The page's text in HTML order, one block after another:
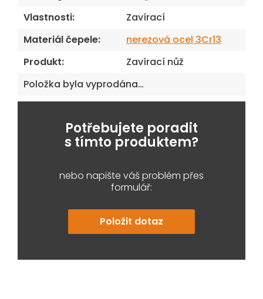
Vlastnosti:
Zavírací
Materiál čepele:
nerezová ocel 3Cr13
Produkt:
Zavírací nůž
Položka byla vyprodána…
Potřebujete poradit
s tímto produktem?
nebo napište váš problém přes
formulář:
Položit dotaz